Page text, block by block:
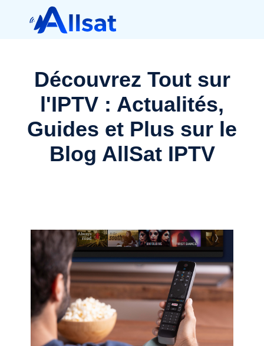
Découvrez Tout sur
l'IPTV : Actualités,
Guides et Plus sur le
Blog AllSat IPTV